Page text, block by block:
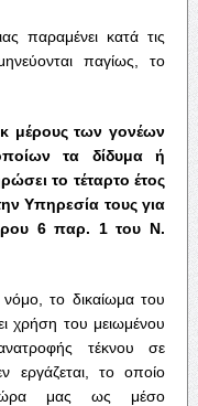
παραμένει κατά τις
παγίως, το
μέρους των γονέων
τα δίδυμα ή
το τέταρτο έτος
Υπηρεσία τους για
6 παρ. 1 του Ν.
το δικαίωμα του
χρήση του μειωμένου
τέκνου σε
το οποίο
μας ως μέσο